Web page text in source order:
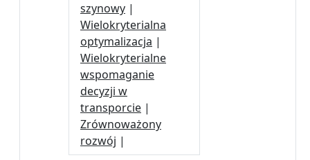
szynowy |
Wielokryterialna
optymalizacja |
Wielokryterialne
wspomaganie
decyzji w
transporcie |
Zrównoważony
rozwój |